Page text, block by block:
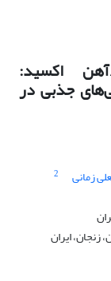
اکسید:
جذبی در
زمانی 2
ایران